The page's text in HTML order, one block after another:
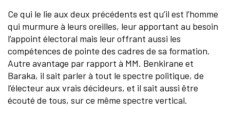
Ce qui le lie aux deux précédents est qu’il est l’homme
qui murmure à leurs oreilles, leur apportant au besoin
l’appoint électoral mais leur offrant aussi les
compétences de pointe des cadres de sa formation.
Autre avantage par rapport à MM. Benkirane et
Baraka, il sait parler à tout le spectre politique, de
l’électeur aux vrais décideurs, et il sait aussi être
écouté de tous, sur ce même spectre vertical.